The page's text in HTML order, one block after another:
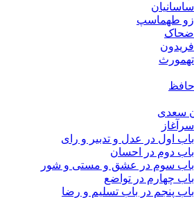
ساسانیان
زو طهماسپ‏
ضحاک
فریدون
تهمورث
حافظ
سعدی
سرآغاز
باب اول در عدل و تدبیر و رای
باب دوم در احسان
باب سوم در عشق و مستی و شور
باب چهارم در تواضع
باب پنجم در باب تسلیم و رضا